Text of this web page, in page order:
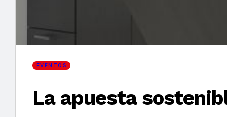
Encuentra tu noticia
EVENTOS
La apuesta